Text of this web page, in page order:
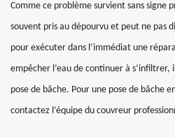
Comme ce problème survient sans signe
souvent pris au dépourvu et peut ne pas
pour exécuter dans l’immédiat une
empêcher l’eau de continuer à s’infiltrer,
pose de bâche. Pour une pose de bâche
contactez l’équipe du couvreur